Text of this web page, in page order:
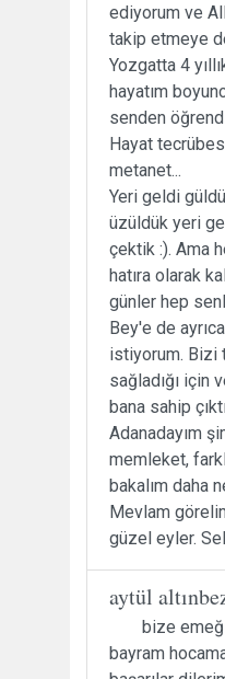
ediyorum ve
takip etmeye
Yozgatta 4
hayatım
senden
Hayat
metanet...
Yeri geldi
üzüldük yeri
çektik :). Ama
hatıra olarak
günler hep
Bey'e de
istiyorum. Bizi
sağladığı için
bana sahip
Adanadayım
memleket,
bakalım daha
Mevlam
güzel eyler.
aytül
bize
bayram